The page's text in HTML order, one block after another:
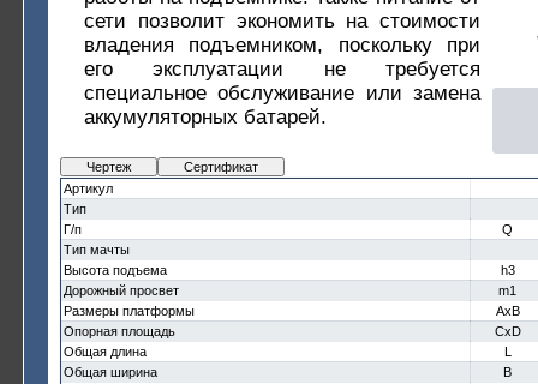
сети позволит экономить на стоимости
владения подъемником, поскольку при
его эксплуатации не требуется
специальное обслуживание или замена
аккумуляторных батарей.
Чертеж
Сертификат
Артикул
Тип
Г/п
Q
Тип мачты
Высота подъема
h3
Дорожный просвет
m1
Размеры платформы
AxB
Опорная площадь
CxD
Общая длина
L
Общая ширина
B